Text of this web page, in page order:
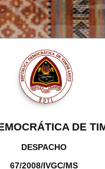
DE
DESPACHO
67/2008/IVGC/MS